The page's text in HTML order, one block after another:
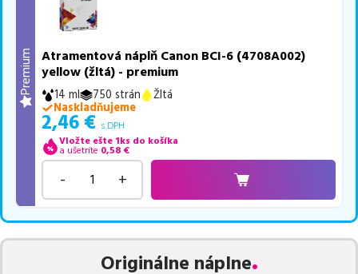
Premium
Atramentová náplň Canon BCI-6 (4708A002)
yellow (žltá) - premium
14 ml 750 strán
Žltá
Naskladňujeme
2,46 € s DPH
Vložte ešte 1ks do košíka
a ušetríte 0,58 €
- +
Originálne náplne